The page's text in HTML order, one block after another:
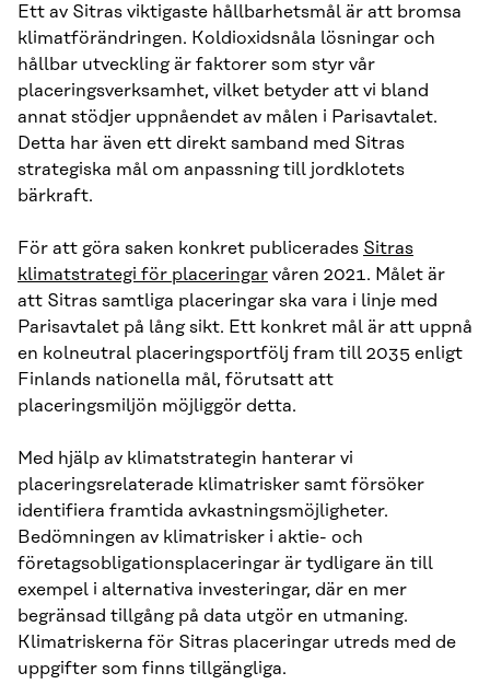
Ett av Sitras viktigaste hållbarhetsmål är att bromsa
klimatförändringen. Koldioxidsnåla lösningar och
hållbar utveckling är faktorer som styr vår
placeringsverksamhet, vilket betyder att vi bland
annat stödjer uppnåendet av målen i Parisavtalet.
Detta har även ett direkt samband med Sitras
strategiska mål om anpassning till jordklotets
bärkraft.
För att göra saken konkret publicerades Sitras
klimatstrategi för placeringar våren 2021. Målet är
att Sitras samtliga placeringar ska vara i linje med
Parisavtalet på lång sikt. Ett konkret mål är att uppnå
en kolneutral placeringsportfölj fram till 2035 enligt
Finlands nationella mål, förutsatt att
placeringsmiljön möjliggör detta.
Med hjälp av klimatstrategin hanterar vi
placeringsrelaterade klimatrisker samt försöker
identifiera framtida avkastningsmöjligheter.
Bedömningen av klimatrisker i aktie- och
företagsobligationsplaceringar är tydligare än till
exempel i alternativa investeringar, där en mer
begränsad tillgång på data utgör en utmaning.
Klimatriskerna för Sitras placeringar utreds med de
uppgifter som finns tillgängliga.